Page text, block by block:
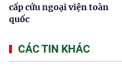
cấp cứu ngoại viện toàn
quốc
CÁC TIN KHÁC